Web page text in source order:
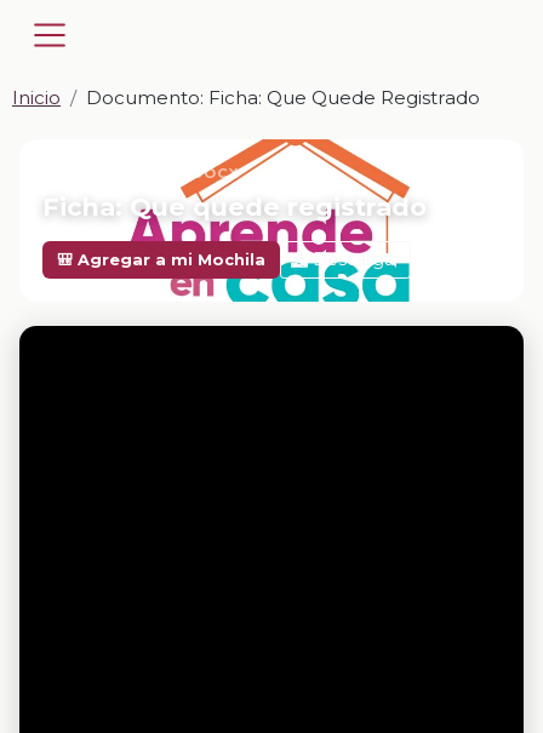
Inicio Documento: Ficha: Que Quede Registrado
📎 DOCUMENTO · DOCX
Ficha: Que quede registrado
🎒 Agregar a mi Mochila Descargar